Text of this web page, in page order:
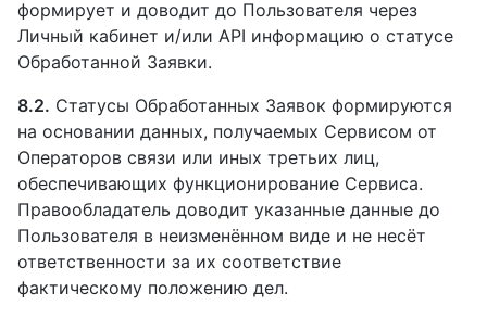
формирует и доводит до Пользователя через
Личный кабинет и/или API информацию о статусе
Обработанной Заявки.
8.2. Статусы Обработанных Заявок формируются
на основании данных, получаемых Сервисом от
Операторов связи или иных третьих лиц,
обеспечивающих функционирование Сервиса.
Правообладатель доводит указанные данные до
Пользователя в неизменённом виде и не несёт
ответственности за их соответствие
фактическому положению дел.